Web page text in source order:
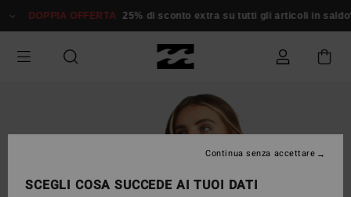
alle
prodotto
DOPPIA OFFERTA 25% di sconto extra su tutti gli articoli in
SCEGLI COSA SUCCEDE AI TUOI DATI
Continua senza accettare